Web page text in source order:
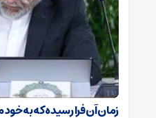
زمان آن فرا رسیده که به